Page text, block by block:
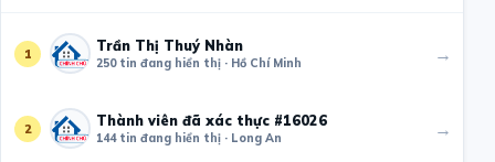
1 Trần Thị Thuý Nhàn
250 tin đang hiển thị · Hồ Chí Minh →
2 Thành viên đã xác thực #16026
144 tin đang hiển thị · Long An →